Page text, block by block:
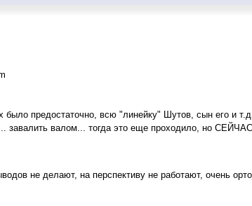
предостаточно, всю "линейку" Шутов, сын его и
завалить валом... тогда это еще проходило, но
не делают, на перспективу не работают, очень